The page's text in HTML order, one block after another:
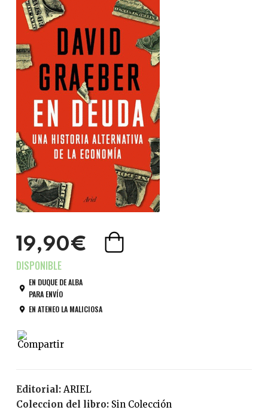
19,90€
EN DUQUE DE ALBA
PARA ENVÍO
EN ATENEO LA MALICIOSA
Editorial:
ARIEL
Coleccion del libro:
Sin Colección